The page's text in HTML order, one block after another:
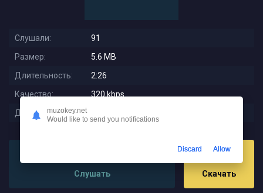
Слушали:
91
Размер:
5.6 MB
Длительность:
2:26
Качество:
320 kbps
Дата релиза:
Слушать Скачать
muzokey.net
Would like to send you notifications
Discard Allow